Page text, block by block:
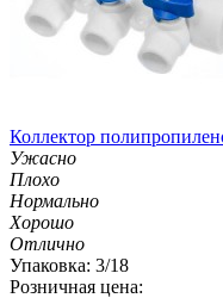
Коллектор
Ужасно
Плохо
Нормально
Хорошо
Отлично
Упаковка: 3/18
Розничная цена: